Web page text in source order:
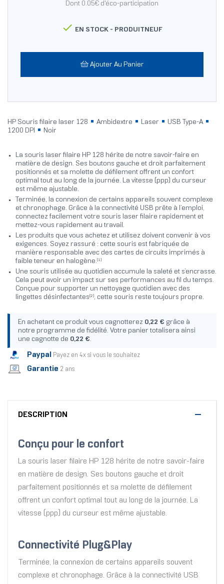
Dont 0.05€ d'éco-participation
 EN STOCK - PRODUITNEUF
Ajouter Au Panier
HP Souris filaire laser 128 Ambidextre Laser
USB Type-A
1200 DPI
Noir
La souris laser filaire HP 128 hérite de notre savoir-faire en
matière de design. Ses boutons gauche et droit parfaitement
positionnés et sa molette de défilement offrent un confort
optimal tout au long de la journée. La vitesse (ppp) du curseur
est même ajustable.
Terminée, la connexion de certains appareils souvent complexe
et chronophage. Grâce à la connectivité USB prête à l’emploi,
connectez facilement votre souris laser filaire rapidement et
mettez-vous rapidement au travail.
Les produits que vous achetez et utilisez doivent convenir à vos
exigences. Soyez rassuré : cette souris est fabriquée de
manière responsable avec des cartes de circuits imprimés à
faible teneur en halogène. [1]
Une souris utilisée au quotidien accumule la saleté et s’encrasse.
Cela peut avoir un impact sur ses performances au fil du temps.
Conçue pour supporter un nettoyage quotidien avec des
lingettes désinfectantes [2] , cette souris reste toujours propre.
En achetant ce produit vous cagnotterez 0,22 € grâce à
notre programme de fidélité. Votre panier totalisera ainsi
une cagnotte de 0,22 €.
Paypal Payez en 4x si vous le souhaitez
Garantie 2 ans
DESCRIPTION
Conçu pour le confort
La souris laser filaire HP 128 hérite de notre savoir-faire
en matière de design. Ses boutons gauche et droit
parfaitement positionnés et sa molette de défilement
offrent un confort optimal tout au long de la journée. La
vitesse (ppp) du curseur est même ajustable.
Connectivité Plug&Play
Terminée, la connexion de certains appareils souvent
complexe et chronophage. Grâce à la connectivité USB